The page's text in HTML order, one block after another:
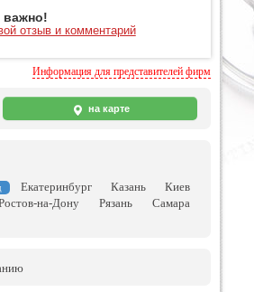
важно!
отзыв и комментарий
Информация для представителей фирм
на карте
Екатеринбург Казань
Киев
на-Дону Рязань
Самара